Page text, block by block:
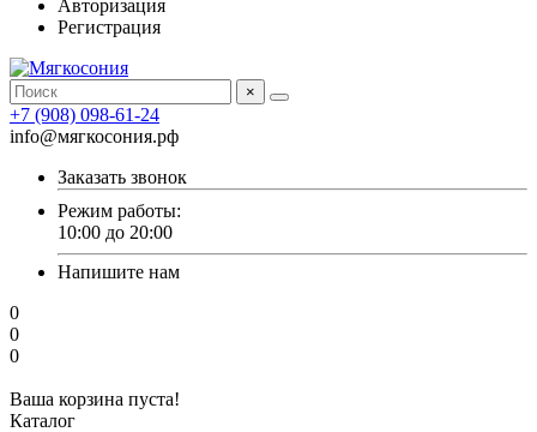
Авторизация
Регистрация
×
+7 (908) 098-61-24
info@мягкосония.рф
Заказать звонок
Режим работы:
10:00 до 20:00
Напишите нам
0
0
0
Ваша корзина пуста!
Каталог